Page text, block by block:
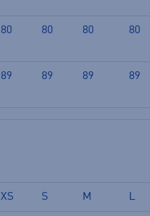
80 80 80 80
89 89 89 89
XS S M L